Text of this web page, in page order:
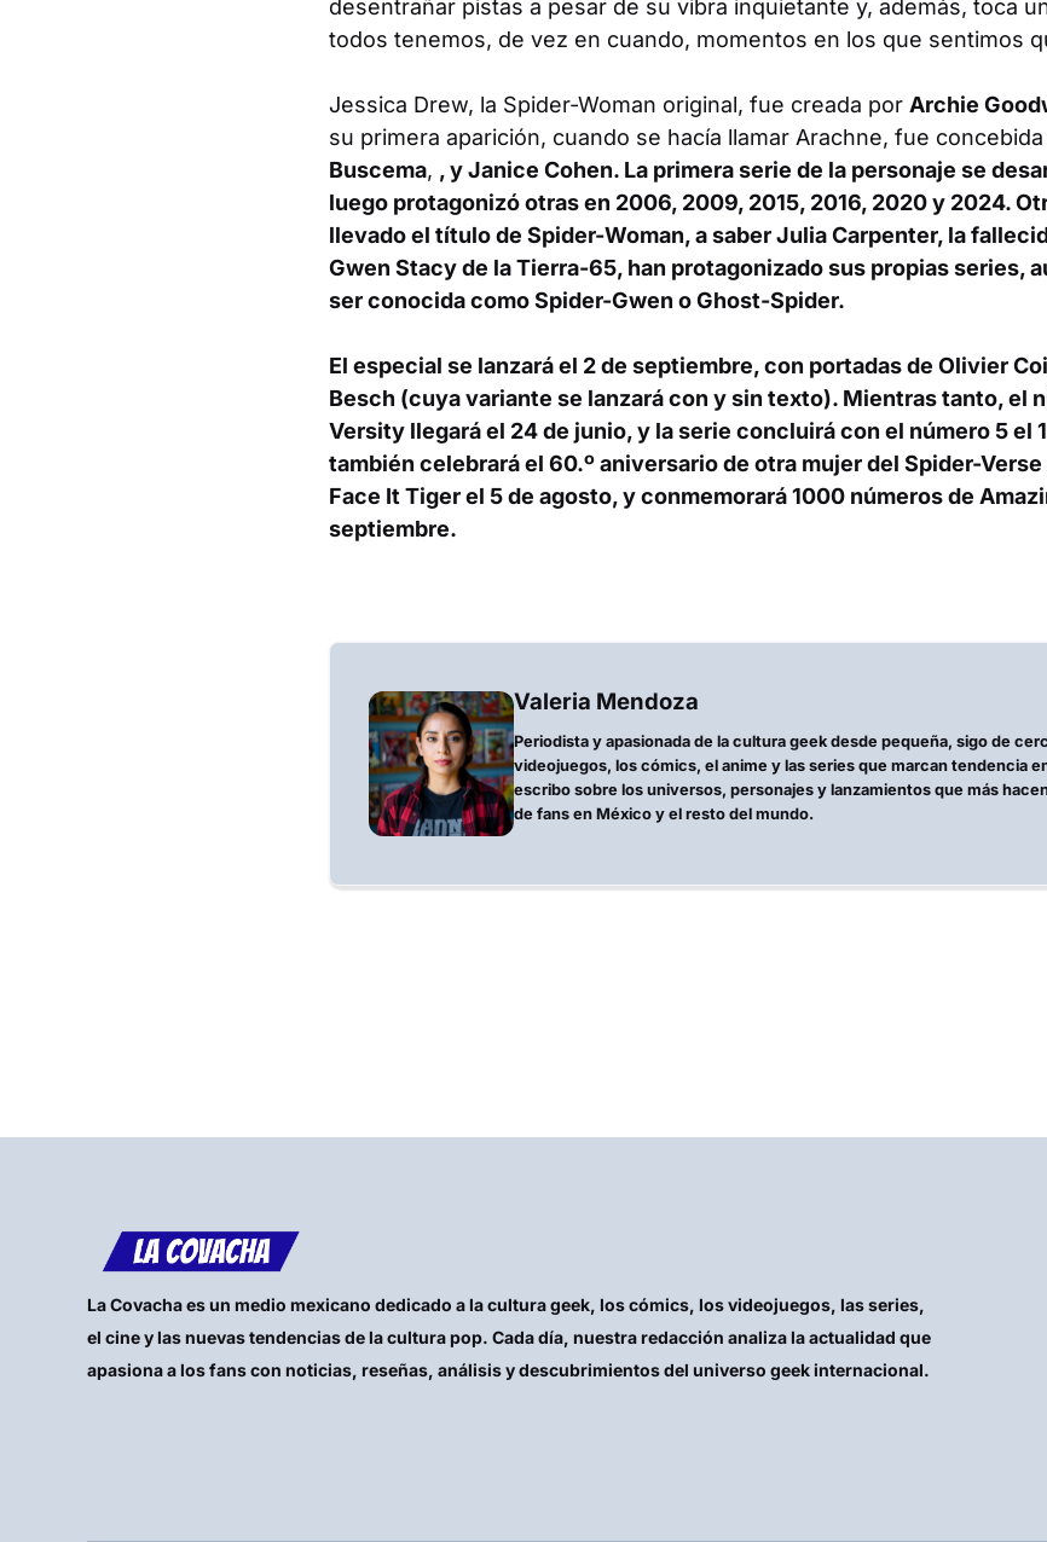
desentrañar pistas a pesar de su vibra inquietante y, además, toca
todos tenemos, de vez en cuando, momentos en los que sentimos
Jessica Drew, la Spider-Woman original, fue creada por Archie
su primera aparición, cuando se hacía llamar Arachne, fue
Buscema, , yJanice Cohen. La primera serie de la personaje se
luego protagonizó otras en 2006, 2009, 2015, 2016, 2020 y 2024.
llevado el título de Spider-Woman, a saber Julia Carpenter, la
Gwen Stacy de la Tierra-65, han protagonizado sus propias series,
ser conocida como Spider-Gwen o Ghost-Spider.
El especial se lanzará el 2 de septiembre, con portadas de Olivier
Besch (cuya variante se lanzará con y sin texto). Mientras tanto, el
Versity llegará el 24 de junio, y la serie concluirá con el número 5 el
también celebrará el 60.º aniversario de otra mujer del Spider-Verse
Face It Tigerel 5 de agosto, y conmemorará 1000 números de
septiembre.
Valeria Mendoza
Periodista y apasionada de la cultura geek desde pequeña, sigo de
videojuegos, los cómics, el anime y las series que marcan tendencia
escribo sobre los universos, personajes y lanzamientos que más
de fans en México y el resto del mundo.
La Covacha es un medio mexicano dedicado a la cultura geek, los cómics, los videojuegos, las series,
el cine y las nuevas tendencias de la cultura pop. Cada día, nuestra redacción analiza la actualidad que
apasiona a los fans con noticias, reseñas, análisis y descubrimientos del universo geek internacional.